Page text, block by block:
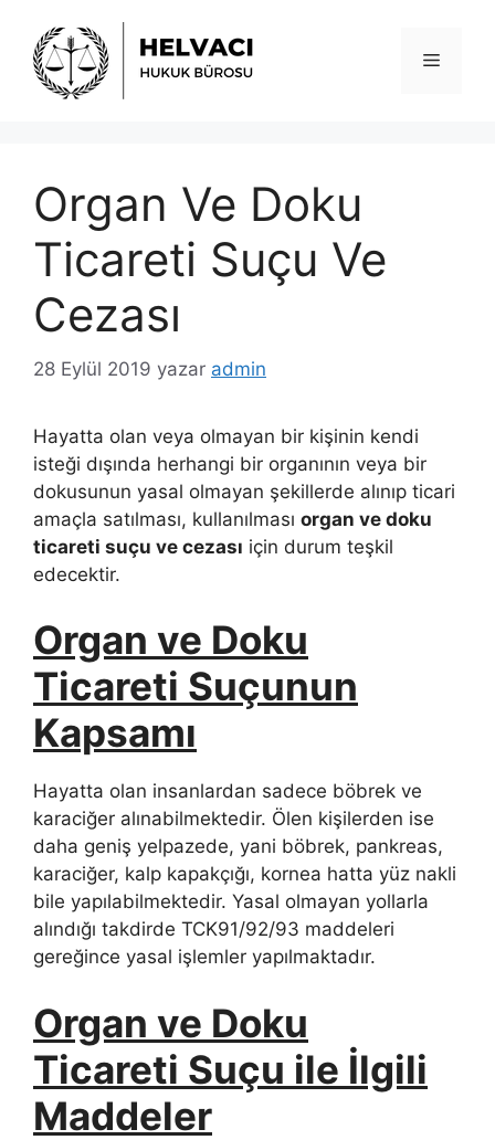
Menü
Organ Ve Doku
Ticareti Suçu Ve
Cezası
28 Eylül 2019 yazar admin
Hayatta olan veya olmayan bir kişinin kendi
isteği dışında herhangi bir organının veya bir
dokusunun yasal olmayan şekillerde alınıp ticari
amaçla satılması, kullanılması organ ve doku
ticareti suçu ve cezası için durum teşkil
edecektir.
Organ ve Doku
Ticareti Suçunun
Kapsamı
Hayatta olan insanlardan sadece böbrek ve
karaciğer alınabilmektedir. Ölen kişilerden ise
daha geniş yelpazede, yani böbrek, pankreas,
karaciğer, kalp kapakçığı, kornea hatta yüz nakli
bile yapılabilmektedir. Yasal olmayan yollarla
alındığı takdirde TCK91/92/93 maddeleri
gereğince yasal işlemler yapılmaktadır.
Organ ve Doku
Ticareti Suçu ile İlgili
Maddeler